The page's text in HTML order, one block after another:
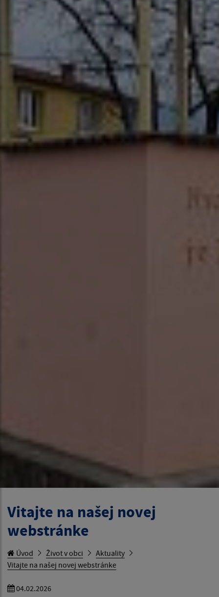
Vitajte na našej novej
webstránke
Úvod Život v obci
Aktuality
Vitajte na našej novej webstránke
04.02.2026